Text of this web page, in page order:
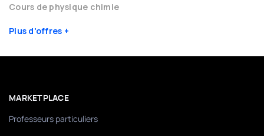
Cours de physique chimie
Plus d'offres
MARKETPLACE
Professeurs particuliers